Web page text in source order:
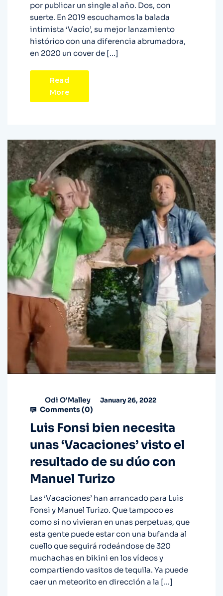
por publicar un single al año. Dos, con
suerte. En 2019 escuchamos la balada
intimista ‘Vacío’, su mejor lanzamiento
histórico con una diferencia abrumadora,
en 2020 un cover de […]
Read
More
Odi O'Malley January 26, 2022
Comments (0)
Luis Fonsi bien necesita
unas ‘Vacaciones’ visto el
resultado de su dúo con
Manuel Turizo
Las ‘Vacaciones’ han arrancado para Luis
Fonsi y Manuel Turizo. Que tampoco es
como si no vivieran en unas perpetuas, que
esta gente puede estar con una bufanda al
cuello que seguirá rodeándose de 320
muchachas en bikini en los vídeos y
compartiendo vasitos de tequila. Ya puede
caer un meteorito en dirección a la […]